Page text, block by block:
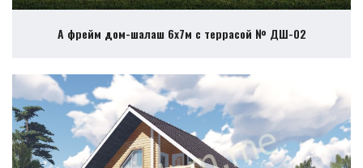
А фрейм дом-шалаш 6х7м с террасой № ДШ-02